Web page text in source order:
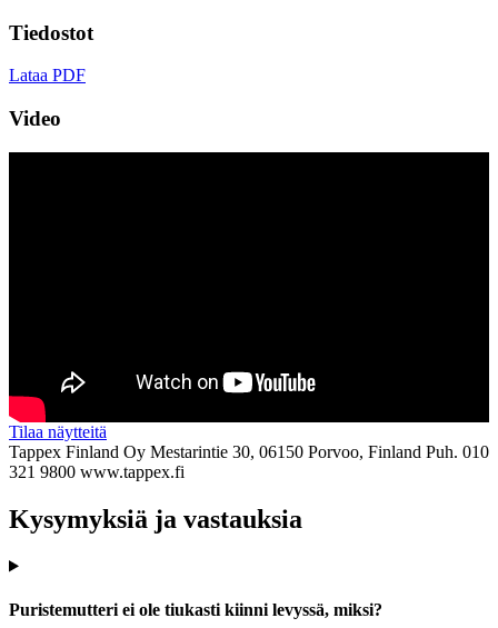
Tiedostot
Lataa PDF
Video
Tilaa näytteitä
Tappex Finland Oy Mestarintie 30, 06150 Porvoo, Finland Puh. 010
321 9800 www.tappex.fi
Kysymyksiä ja vastauksia
Puristemutteri ei ole tiukasti kiinni levyssä, miksi?